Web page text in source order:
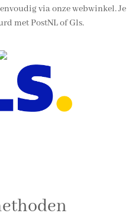
via onze webwinkel. Je
met PostNL of Gls.